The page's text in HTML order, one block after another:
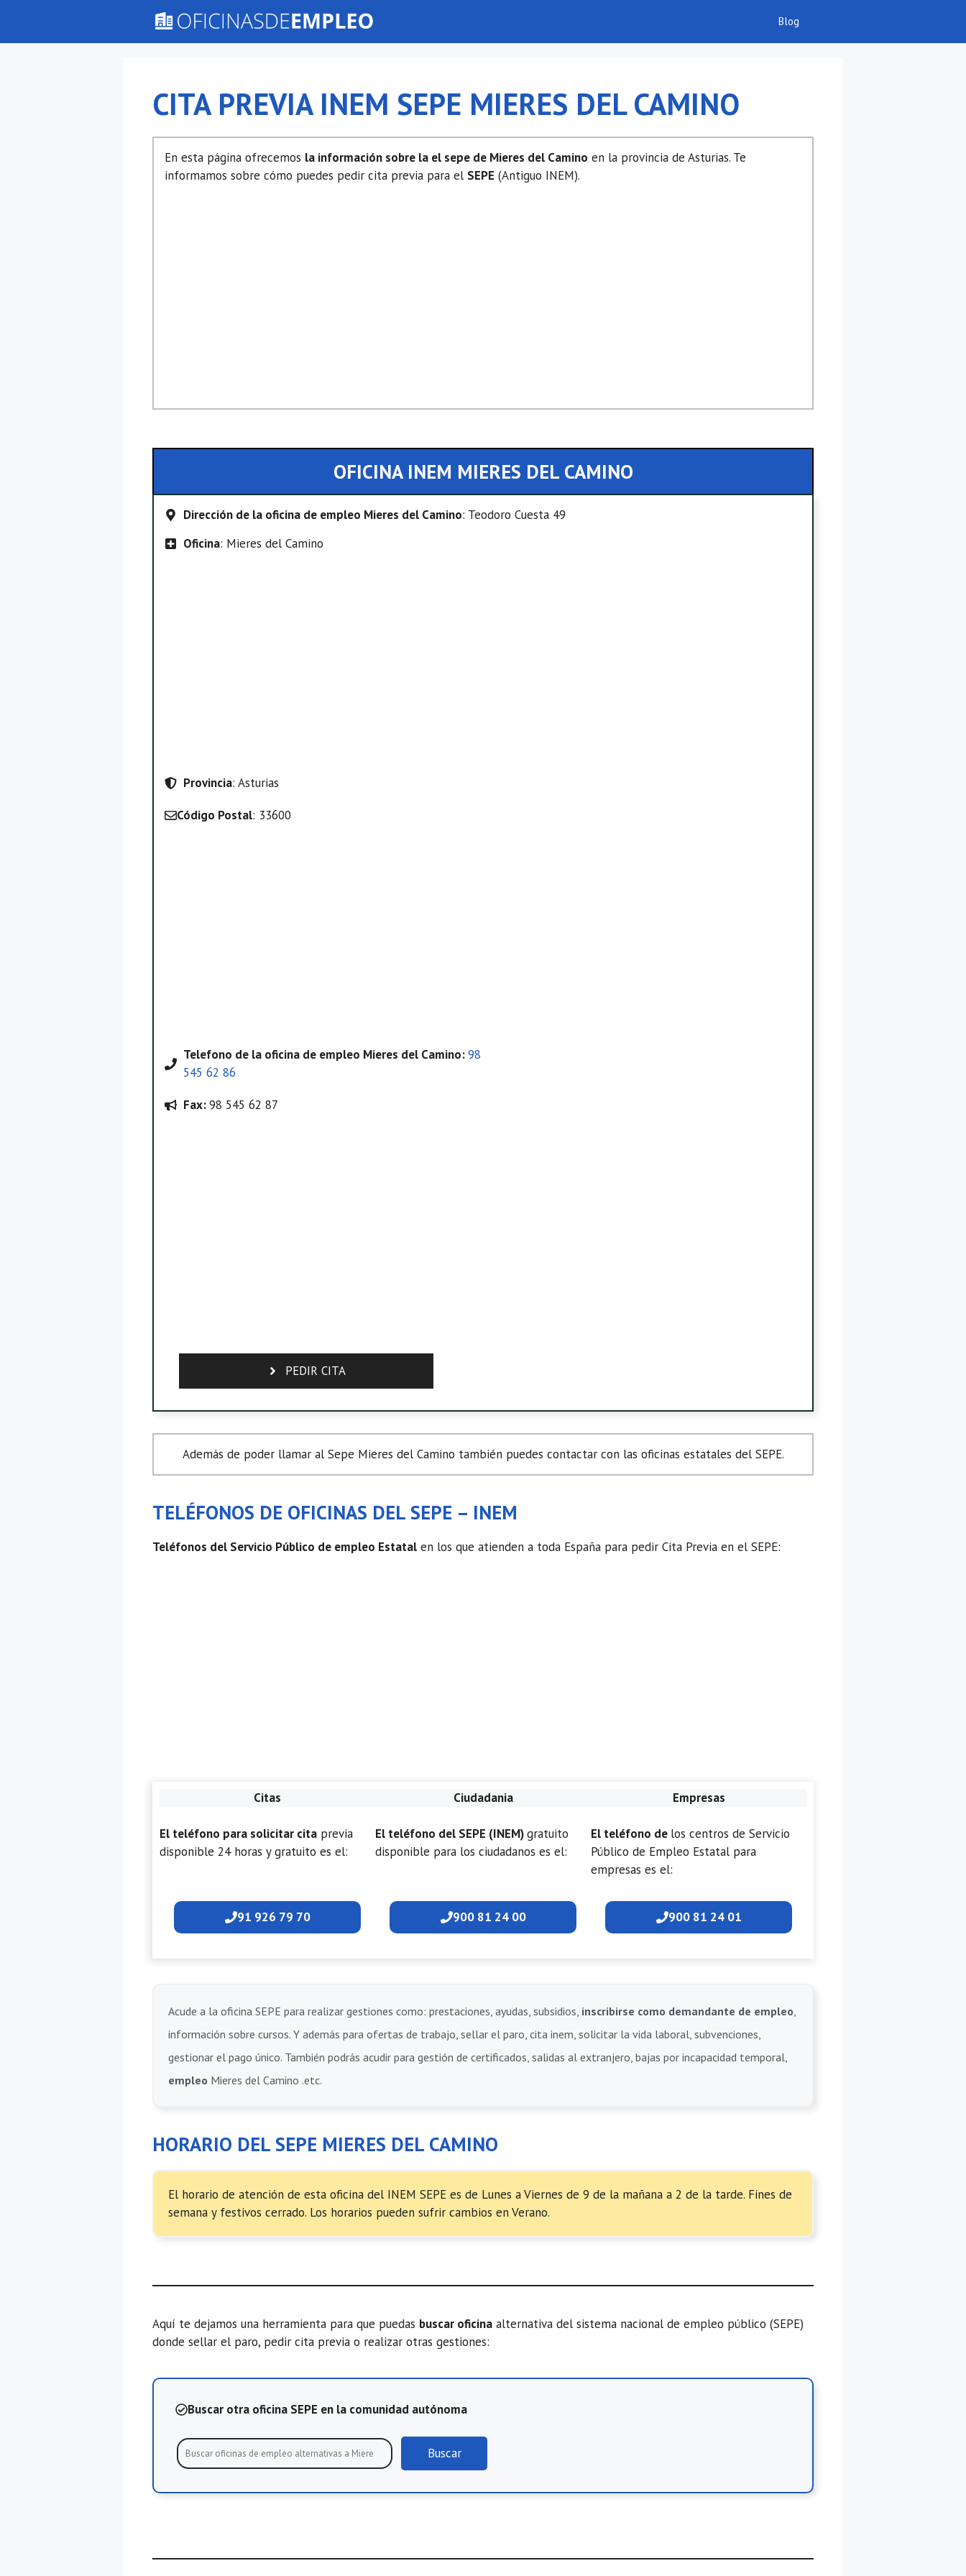
contenido
Blog
CITA PREVIA INEM SEPE MIERES DEL CAMINO
En esta página ofrecemos la información sobre la el sepe de Mieres del Camino en la provincia de Asturias. Te
informamos sobre cómo puedes pedir cita previa para el SEPE (Antiguo INEM).
OFICINA INEM MIERES DEL CAMINO
Dirección de la oficina de empleo Mieres del Camino: Teodoro Cuesta 49
Oficina: Mieres del Camino
Provincia: Asturias
Código Postal: 33600
Telefono de la oficina de empleo Mieres del Camino:98
545 62 86
Fax:98 545 62 87
PEDIR CITA
Además de poder llamar al Sepe Mieres del Camino también puedes contactar con las oficinas estatales del SEPE.
TELÉFONOS DE OFICINAS DEL SEPE – INEM
Teléfonos del Servicio Público de empleo Estatal en los que atienden a toda España para pedir Cita Previa en el SEPE:
Citas
El teléfono para solicitar cita previa
disponible 24 horas y gratuito es el:
91 926 79 70
Ciudadania
El teléfono del SEPE (INEM)gratuito
disponible para los ciudadanos es el:
900 81 24 00
Empresas
El teléfono de los centros de Servicio
Público de Empleo Estatal para
empresas es el:
900 81 24 01
Acude a la oficina SEPE para realizar gestiones como: prestaciones, ayudas, subsidios, inscribirse como demandante de empleo,
información sobre cursos. Y además para ofertas de trabajo, sellar el paro, cita inem, solicitar la vida laboral, subvenciones,
gestionar el pago único. También podrás acudir para gestión de certificados, salidas al extranjero, bajas por incapacidad temporal,
empleo Mieres del Camino .etc.
HORARIO DEL SEPE MIERES DEL CAMINO
El horario de atención de esta oficina del INEM SEPE es de Lunes a Viernes de 9 de la mañana a 2 de la tarde. Fines de
semana y festivos cerrado. Los horarios pueden sufrir cambios en Verano.
Aquí te dejamos una herramienta para que puedas buscar oficina alternativa del sistema nacional de empleo público (SEPE)
donde sellar el paro, pedir cita previa o realizar otras gestiones:
Buscar otra oficina SEPE en la comunidad autónoma
Buscar